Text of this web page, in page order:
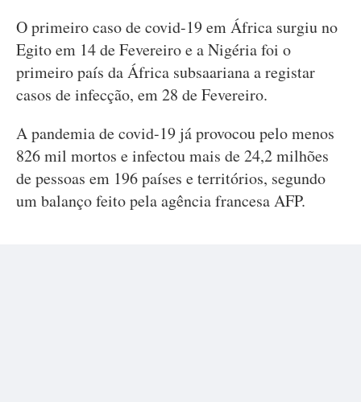
O primeiro caso de covid-19 em África surgiu no
Egito em 14 de Fevereiro e a Nigéria foi o
primeiro país da África subsaariana a registar
casos de infecção, em 28 de Fevereiro.
A pandemia de covid-19 já provocou pelo menos
826 mil mortos e infectou mais de 24,2 milhões
de pessoas em 196 países e territórios, segundo
um balanço feito pela agência francesa AFP.